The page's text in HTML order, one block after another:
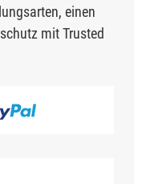
einen
mit Trusted